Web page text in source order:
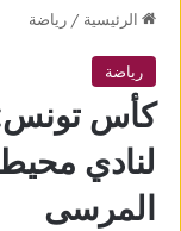
الرئيسية / رياضة
رياضة
كأس تونس:
لنادي
المرسى